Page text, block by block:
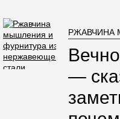
РЖАВЧИНА
—